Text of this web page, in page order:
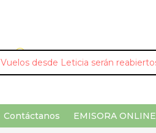
U ¡Buscar por palabra clave!
Contáctanos EMISORA ONLINE